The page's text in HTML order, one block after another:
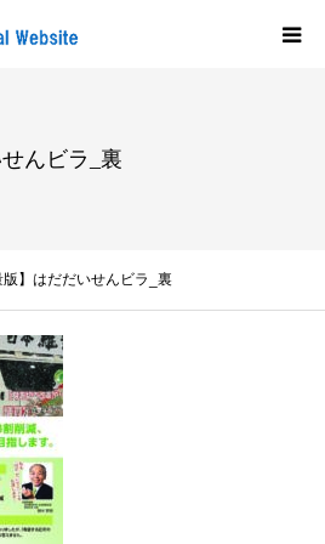
んビラ_裏
版】はだだいせんビラ_裏